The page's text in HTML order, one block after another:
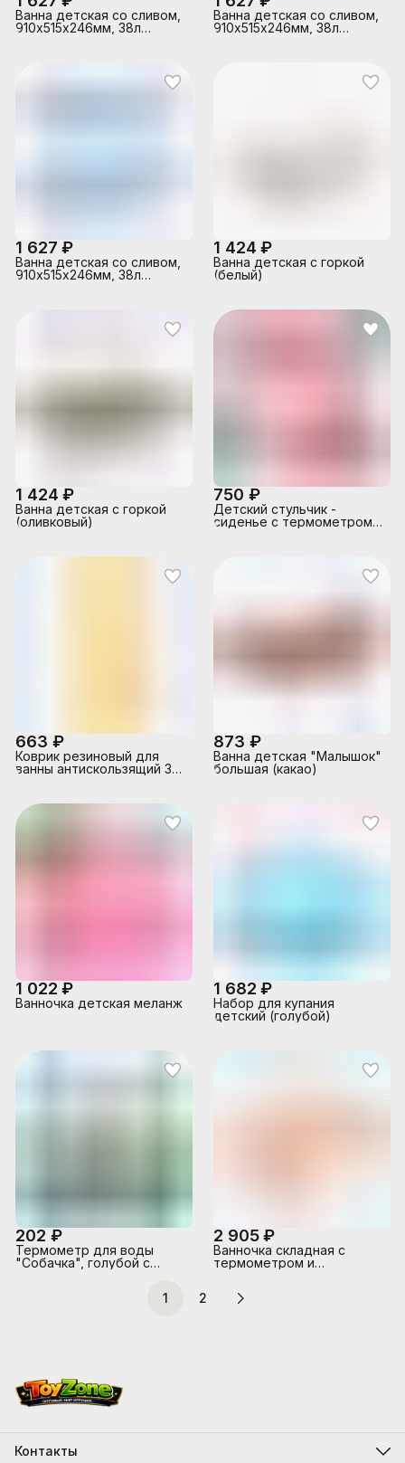
Ванна детская со сливом,
910х515х246мм, 38л
Ванна детская со сливом,
910х515х246мм, 38л
1 627 ₽
Ванна детская со сливом,
910х515х246мм, 38л
1 424 ₽
Ванна детская с горкой
(белый)
1 424 ₽
Ванна детская с горкой
(оливковый)
750 ₽
Детский стульчик -
сиденье с термометром
663 ₽
Коврик резиновый для
ванны антискользящий 35
873 ₽
Ванна детская "Малышок"
большая (какао)
1 022 ₽
Ванночка детская меланж
1 682 ₽
Набор для купания
детский (голубой)
202 ₽
Термометр для воды
"Собачка", голубой с
2 905 ₽
Ванночка складная с
термометром и
1 2
Контакты